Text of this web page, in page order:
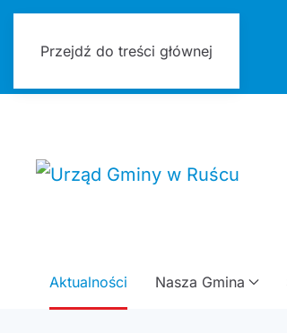
Przejdź do treści głównej
Urząd Gminy w Ruścu
Aktualności Nasza Gmina